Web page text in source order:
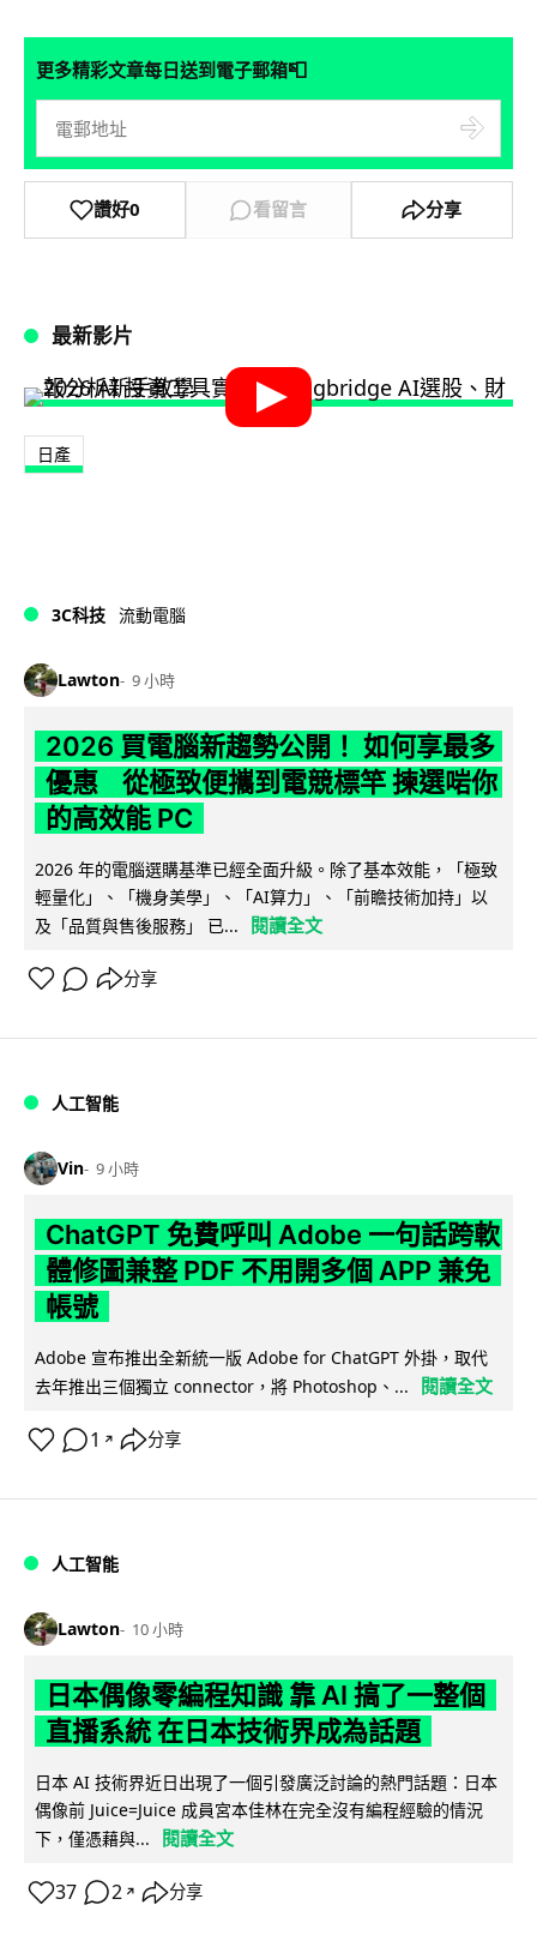
更多精彩文章每日送到電子郵箱📮
讚好0 看留言 分享
最新影片
日產
3C科技 流動電腦
Lawton 9 小時
2026 買電腦新趨勢公開！ 如何享最多
優惠 從極致便攜到電競標竿 揀選啱你
的高效能 PC
2026 年的電腦選購基準已經全面升級。除了基本效能，「極致
輕量化」、「機身美學」、「AI算力」、「前瞻技術加持」以
及「品質與售後服務」 已...
閱讀全文
分享
人工智能
Vin 9 小時
ChatGPT 免費呼叫 Adobe 一句話跨軟
體修圖兼整 PDF 不用開多個 APP 兼免
帳號
Adobe 宣布推出全新統一版 Adobe for ChatGPT 外掛，取代
去年推出三個獨立 connector，將 Photoshop、...
閱讀全文
1 ↗ 分享
人工智能
Lawton 10 小時
日本偶像零編程知識 靠 AI 搞了一整個
直播系統 在日本技術界成為話題
日本 AI 技術界近日出現了一個引發廣泛討論的熱門話題：日本
偶像前 Juice=Juice 成員宮本佳林在完全沒有編程經驗的情況
下，僅憑藉與...
閱讀全文
37 2 ↗ 分享